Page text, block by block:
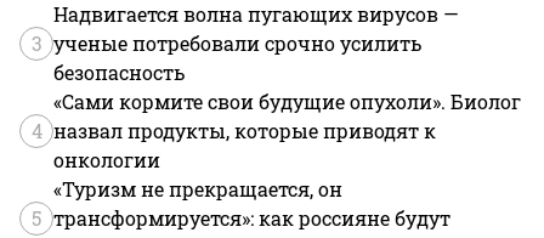
3
Надвигается волна пугающих вирусов —
ученые потребовали срочно усилить
безопасность
4
«Сами кормите свои будущие опухоли». Биолог
назвал продукты, которые приводят к
онкологии
5
«Туризм не прекращается, он
трансформируется»: как россияне будут